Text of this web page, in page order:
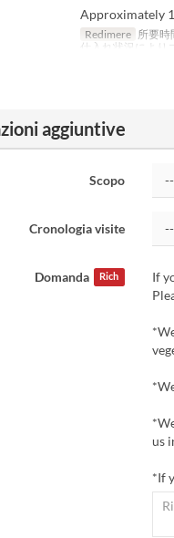
Approximately
Redimere 所要時
仕入れ状況により
aggiuntive
Scopo
Cronologia visite
Domanda Rich
If
us
*If